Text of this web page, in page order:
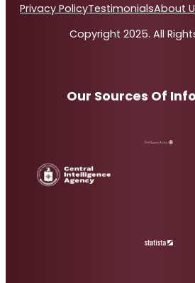
Privacy PolicyTestimonialsAbout
Copyright 2025. All
Our Sources Of